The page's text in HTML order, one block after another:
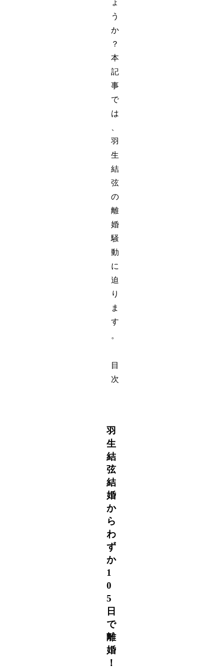
ょ
う
か
？
本
記
事
で
は
羽
生
結
弦
の
離
婚
騒
動
に
迫
り
ま
す
。
目
次
羽
生
結
弦
結
婚
か
ら
わ
ず
か
1
0
5
日
で
離
婚
！